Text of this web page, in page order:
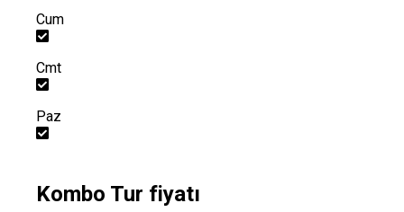
Cum
Cmt
Paz
Kombo Tur fiyatı